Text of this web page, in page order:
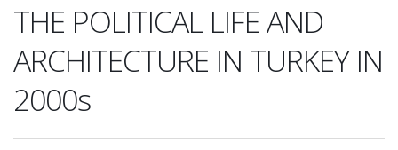
THE POLITICAL LIFE AND
ARCHITECTURE IN TURKEY IN
2000s